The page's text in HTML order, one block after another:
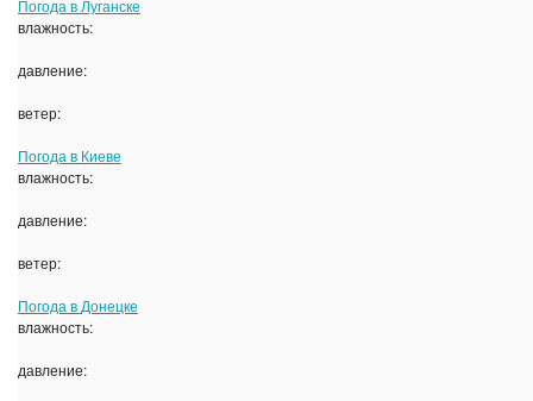
Погода в Луганске
влажность:
давление:
ветер:
Погода в Киеве
влажность:
давление:
ветер:
Погода в Донецке
влажность:
давление: